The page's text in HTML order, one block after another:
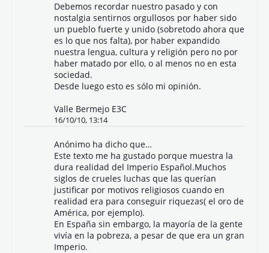
Debemos recordar nuestro pasado y con
nostalgia sentirnos orgullosos por haber sido
un pueblo fuerte y unido (sobretodo ahora que
es lo que nos falta), por haber expandido
nuestra lengua, cultura y religión pero no por
haber matado por ello, o al menos no en esta
sociedad.
Desde luego esto es sólo mi opinión.
Valle Bermejo E3C
16/10/10, 13:14
Anónimo ha dicho que…
Este texto me ha gustado porque muestra la
dura realidad del Imperio Español.Muchos
siglos de crueles luchas que las querían
justificar por motivos religiosos cuando en
realidad era para conseguir riquezas( el oro de
América, por ejemplo).
En España sin embargo, la mayoría de la gente
vivía en la pobreza, a pesar de que era un gran
Imperio.